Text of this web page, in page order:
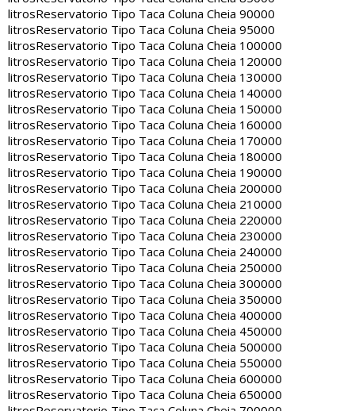
litrosReservatorio Tipo Taca Coluna Cheia 90000
litrosReservatorio Tipo Taca Coluna Cheia 95000
litrosReservatorio Tipo Taca Coluna Cheia 100000
litrosReservatorio Tipo Taca Coluna Cheia 120000
litrosReservatorio Tipo Taca Coluna Cheia 130000
litrosReservatorio Tipo Taca Coluna Cheia 140000
litrosReservatorio Tipo Taca Coluna Cheia 150000
litrosReservatorio Tipo Taca Coluna Cheia 160000
litrosReservatorio Tipo Taca Coluna Cheia 170000
litrosReservatorio Tipo Taca Coluna Cheia 180000
litrosReservatorio Tipo Taca Coluna Cheia 190000
litrosReservatorio Tipo Taca Coluna Cheia 200000
litrosReservatorio Tipo Taca Coluna Cheia 210000
litrosReservatorio Tipo Taca Coluna Cheia 220000
litrosReservatorio Tipo Taca Coluna Cheia 230000
litrosReservatorio Tipo Taca Coluna Cheia 240000
litrosReservatorio Tipo Taca Coluna Cheia 250000
litrosReservatorio Tipo Taca Coluna Cheia 300000
litrosReservatorio Tipo Taca Coluna Cheia 350000
litrosReservatorio Tipo Taca Coluna Cheia 400000
litrosReservatorio Tipo Taca Coluna Cheia 450000
litrosReservatorio Tipo Taca Coluna Cheia 500000
litrosReservatorio Tipo Taca Coluna Cheia 550000
litrosReservatorio Tipo Taca Coluna Cheia 600000
litrosReservatorio Tipo Taca Coluna Cheia 650000